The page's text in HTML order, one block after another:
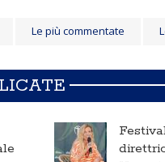
Le più commentate